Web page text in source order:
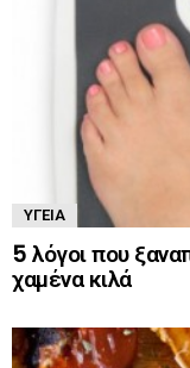
ΥΓΕΊΑ
5 λόγοι που
χαμένα κιλά